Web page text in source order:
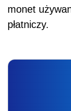
monet
płatniczy.